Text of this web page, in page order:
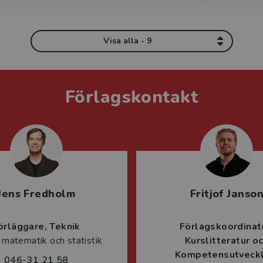
Visa alla - 9
Förlagskontakt
Fredholm
Teknik
matematik och statistik
046-31 21 58
Fritjof Janson
Kurslitteratur